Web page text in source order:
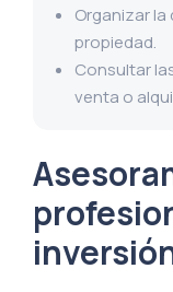
Organizar
propiedad.
Consultar
venta o